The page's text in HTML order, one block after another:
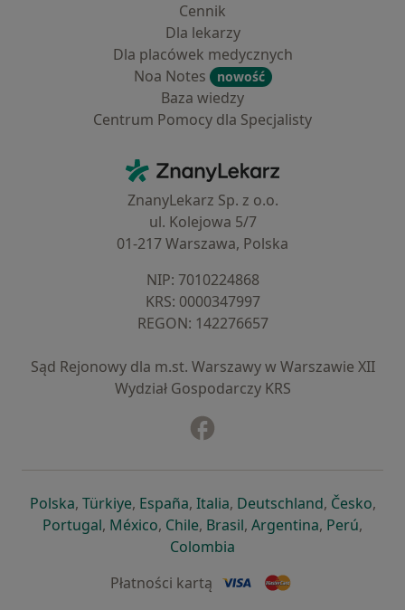
Cennik
Dla lekarzy
Dla placówek medycznych
Noa Notes
nowość
Baza wiedzy
Centrum Pomocy dla Specjalisty
ZnanyLekarz - Strona główna
ZnanyLekarz Sp. z o.o.
ul. Kolejowa 5/7
01-217 Warszawa, Polska
NIP: ⁠7010224868
KRS: ⁠0000347997
REGON: ⁠142276657
Sąd Rejonowy dla m.st. Warszawy w Warszawie XII
Wydział Gospodarczy KRS
Polskaotwiera się w nowej karcie
, Türkiyeotwiera się w nowej karcie
, Españaotwiera się w nowej karcie
, Italiaotwiera się w nowej
, Deutschlandotwiera się
, Česko,
Portugalotwiera się w nowej karcie
, Méxicootwiera się w nowej karcie
, Chileotwiera się w nowej karcie
, Brasilotwiera się w nowej
, Argentinaotwiera się
, Perú,
Colombia
Płatności kartą